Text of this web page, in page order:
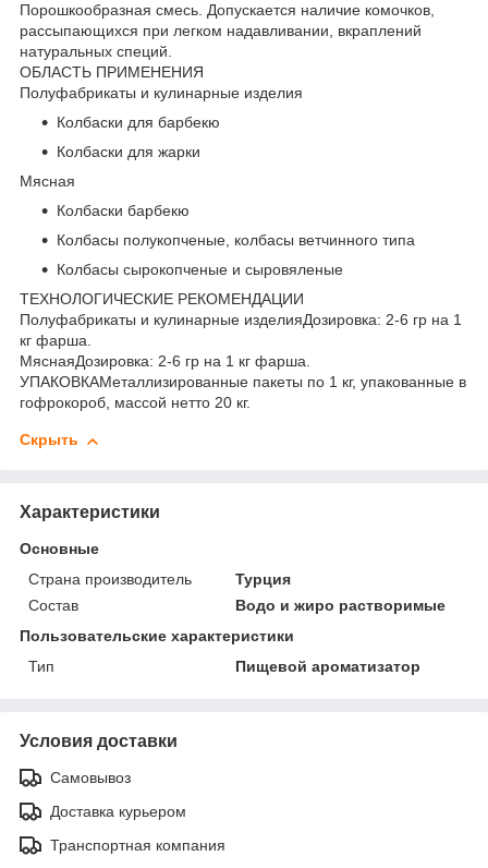
Порошкообразная смесь. Допускается наличие комочков,
рассыпающихся при легком надавливании, вкраплений
натуральных специй.
ОБЛАСТЬ ПРИМЕНЕНИЯ
Полуфабрикаты и кулинарные изделия
Колбаски для барбекю
Колбаски для жарки
Мясная
Колбаски барбекю
Колбасы полукопченые, колбасы ветчинного типа
Колбасы сырокопченые и сыровяленые
ТЕХНОЛОГИЧЕСКИЕ РЕКОМЕНДАЦИИ
Полуфабрикаты и кулинарные изделияДозировка: 2-6 гр на 1
кг фарша.
МяснаяДозировка: 2-6 гр на 1 кг фарша.
УПАКОВКАМеталлизированные пакеты по 1 кг, упакованные в
гофрокороб, массой нетто 20 кг.
Скрыть
Характеристики
Основные
Страна производитель
Турция
Состав
Водо и жиро растворимые
Пользовательские характеристики
Тип
Пищевой ароматизатор
Условия доставки
Самовывоз
Доставка курьером
Транспортная компания